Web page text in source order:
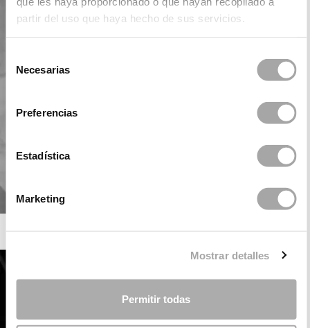
partir del uso que haya hecho de sus servicios.
Necesarias
Preferencias
Estadística
Marketing
Mostrar detalles
Permitir todas